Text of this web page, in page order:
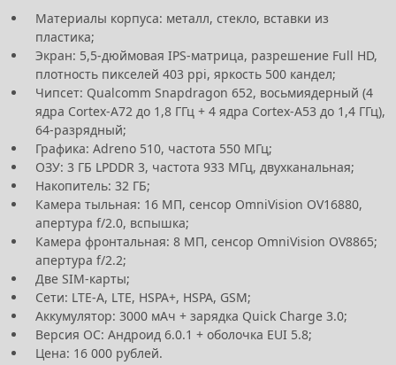
Материалы корпуса: металл, стекло, вставки из
пластика;
Экран: 5,5-дюймовая IPS-матрица, разрешение Full HD,
плотность пикселей 403 ppi, яркость 500 кандел;
Чипсет: Qualcomm Snapdragon 652, восьмиядерный (4
ядра Cortex-A72 до 1,8 ГГц + 4 ядра Cortex-A53 до 1,4 ГГц),
64-разрядный;
Графика: Adreno 510, частота 550 МГц;
ОЗУ: 3 ГБ LPDDR 3, частота 933 МГц, двухканальная;
Накопитель: 32 ГБ;
Камера тыльная: 16 МП, сенсор OmniVision OV16880,
апертура f/2.0, вспышка;
Камера фронтальная: 8 МП, сенсор OmniVision OV8865;
апертура f/2.2;
Две SIM-карты;
Сети: LTE-A, LTE, HSPA+, HSPA, GSM;
Аккумулятор: 3000 мАч + зарядка Quick Charge 3.0;
Версия ОС: Андроид 6.0.1 + оболочка EUI 5.8;
Цена: 16 000 рублей.